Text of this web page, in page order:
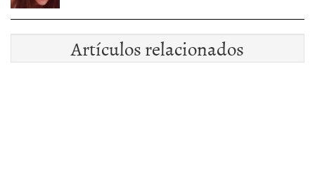
Artículos relacionados